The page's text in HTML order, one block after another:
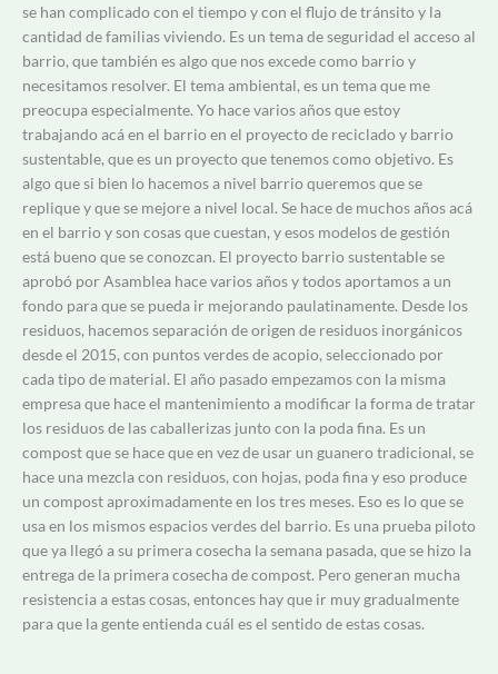
se han complicado con el tiempo y con el flujo de tránsito y la
cantidad de familias viviendo. Es un tema de seguridad el acceso al
barrio, que también es algo que nos excede como barrio y
necesitamos resolver. El tema ambiental, es un tema que me
preocupa especialmente. Yo hace varios años que estoy
trabajando acá en el barrio en el proyecto de reciclado y barrio
sustentable, que es un proyecto que tenemos como objetivo. Es
algo que si bien lo hacemos a nivel barrio queremos que se
replique y que se mejore a nivel local. Se hace de muchos años acá
en el barrio y son cosas que cuestan, y esos modelos de gestión
está bueno que se conozcan. El proyecto barrio sustentable se
aprobó por Asamblea hace varios años y todos aportamos a un
fondo para que se pueda ir mejorando paulatinamente. Desde los
residuos, hacemos separación de origen de residuos inorgánicos
desde el 2015, con puntos verdes de acopio, seleccionado por
cada tipo de material. El año pasado empezamos con la misma
empresa que hace el mantenimiento a modificar la forma de tratar
los residuos de las caballerizas junto con la poda fina. Es un
compost que se hace que en vez de usar un guanero tradicional, se
hace una mezcla con residuos, con hojas, poda fina y eso produce
un compost aproximadamente en los tres meses. Eso es lo que se
usa en los mismos espacios verdes del barrio. Es una prueba piloto
que ya llegó a su primera cosecha la semana pasada, que se hizo la
entrega de la primera cosecha de compost. Pero generan mucha
resistencia a estas cosas, entonces hay que ir muy gradualmente
para que la gente entienda cuál es el sentido de estas cosas.